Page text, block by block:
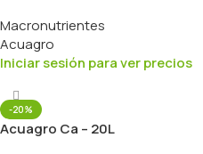
Macronutrientes
Acuagro
Iniciar sesión para ver precios
-20%
Acuagro Ca – 20L